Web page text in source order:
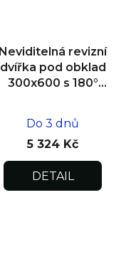
Neviditelná revizní
dvířka pod obklad
300x600 s 180°
Do 3 dnů
5 324 Kč
DETAIL